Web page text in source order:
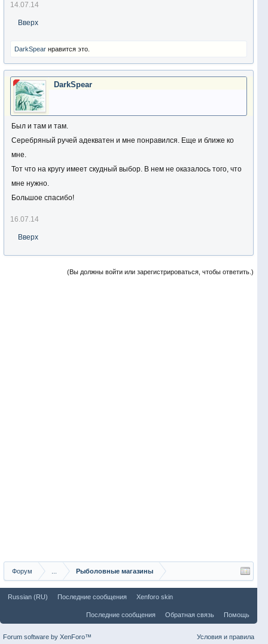
14.07.14
Вверх
DarkSpear нравится это.
DarkSpear
Был и там и там.
Серебряный ручей адекватен и мне понравился. Еще и ближе ко
мне.
Тот что на кругу имеет скудный выбор. В нем не оказалось того, что
мне нужно.
Большое спасибо!
16.07.14
Вверх
(Вы должны войти или зарегистрироваться, чтобы ответить.)
Форум Рыболовные магазины
Russian (RU) Последние сообщения Xenforo skin
Последние сообщения Обратная связь Помощь
Условия и правила
Forum software by XenForo™